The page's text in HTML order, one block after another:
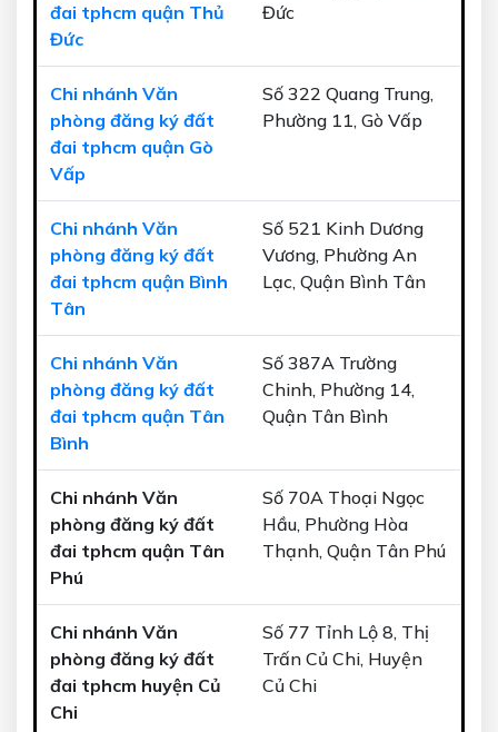
đai tphcm quận Thủ
Đức
Đức
Chi nhánh Văn
phòng đăng ký đất
đai tphcm quận Gò
Vấp
Số 322 Quang Trung,
Phường 11, Gò Vấp
Chi nhánh Văn
phòng đăng ký đất
đai tphcm quận Bình
Tân
Số 521 Kinh Dương
Vương, Phường An
Lạc, Quận Bình Tân
Chi nhánh Văn
phòng đăng ký đất
đai tphcm quận Tân
Bình
Số 387A Trường
Chinh, Phường 14,
Quận Tân Bình
Chi nhánh Văn
phòng đăng ký đất
đai tphcm quận Tân
Phú
Số 70A Thoại Ngọc
Hầu, Phường Hòa
Thạnh, Quận Tân Phú
Chi nhánh Văn
phòng đăng ký đất
đai tphcm huyện Củ
Chi
Số 77 Tỉnh Lộ 8, Thị
Trấn Củ Chi, Huyện
Củ Chi